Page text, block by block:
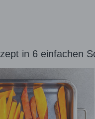
in 6 einfachen